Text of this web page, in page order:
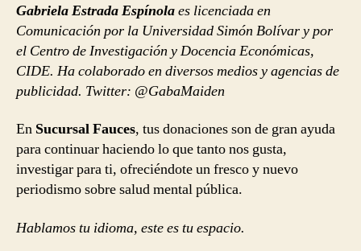
Gabriela Estrada Espínolaes licenciada en
Comunicación por la Universidad Simón Bolívar y por
el Centro de Investigación y Docencia Económicas,
CIDE. Ha colaborado en diversos medios y agencias de
publicidad. Twitter: @GabaMaiden
En Sucursal Fauces, tus donaciones son de gran ayuda
para continuar haciendo lo que tanto nos gusta,
investigar para ti, ofreciéndote un fresco y nuevo
periodismo sobre salud mental pública.
Hablamos tu idioma, este es tu espacio.